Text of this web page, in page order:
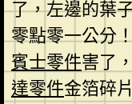
了，左邊的葉
零點零一公分
賓士零件害了
達零件金箔碎